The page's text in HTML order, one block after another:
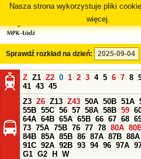
Nasza strona wykorzystuje pliki
więcej.
Sprawdź rozkład na dzień:
Z Z1 Z2 0 1 2 3 4 5 6 7 8
41 43 45
Z3 Z6 Z13 Z43 50A 50B 51A
55B 55C 56 57 58A 58B 59
64A 64B 65A 65B 66 67 68
73 75A 75B 76 77 78 80A
84B 85A 85B 86 87A 87B 88A
91C 92A 92B 93 94 96 97A
G1 G2 H
W